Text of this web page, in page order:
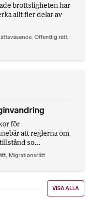
brottsligheten har
allt fler delar av
Offentlig rätt
för
att reglerna om
so...
, Migrationsrätt
VISA ALLA